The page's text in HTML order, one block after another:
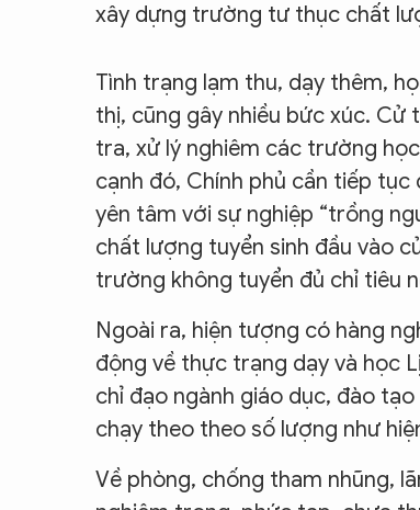
xây dựng trường tư thục chất
Tình trạng lạm thu, dạy thêm,
thị, cũng gây nhiều bức xúc. Cử
tra, xử lý nghiêm các trường
cạnh đó, Chính phủ cần tiếp
yên tâm với sự nghiệp “trồng
chất lượng tuyển sinh đầu vào
trường không tuyển đủ chỉ tiêu
Ngoài ra, hiện tượng có hàng
động về thực trạng dạy và học
chỉ đạo ngành giáo dục, đào
chạy theo theo số lượng như
Về phòng, chống tham nhũng,